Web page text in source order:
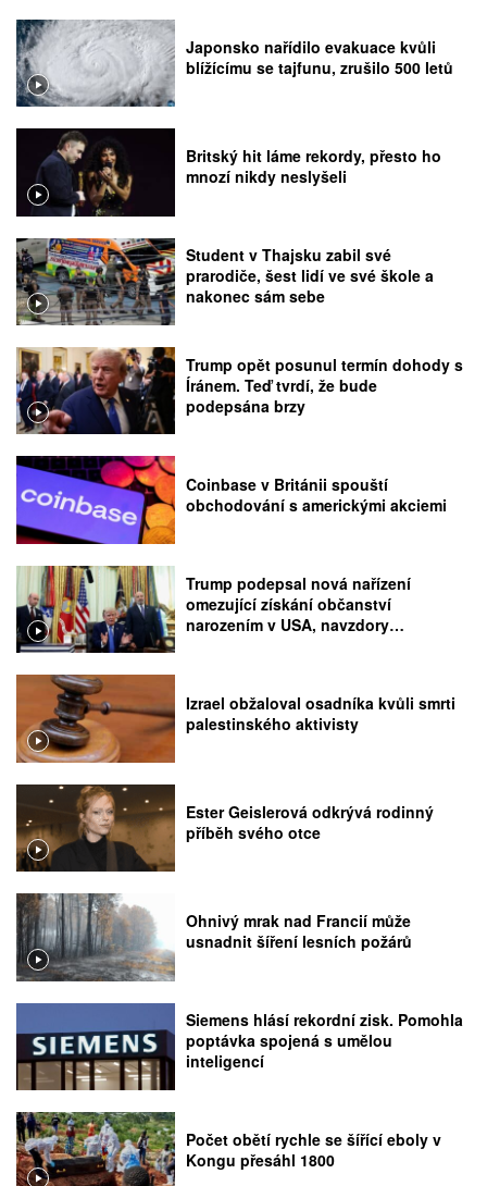
Japonsko nařídilo evakuace kvůli
blížícímu se tajfunu, zrušilo 500 letů
Britský hit láme rekordy, přesto ho
mnozí nikdy neslyšeli
Student v Thajsku zabil své
prarodiče, šest lidí ve své škole a
nakonec sám sebe
Trump opět posunul termín dohody s
Íránem. Teď tvrdí, že bude
podepsána brzy
Coinbase v Británii spouští
obchodování s americkými akciemi
Trump podepsal nová nařízení
omezující získání občanství
narozením v USA, navzdory
Izrael obžaloval osadníka kvůli smrti
palestinského aktivisty
Ester Geislerová odkrývá rodinný
příběh svého otce
Ohnivý mrak nad Francií může
usnadnit šíření lesních požárů
Siemens hlásí rekordní zisk. Pomohla
poptávka spojená s umělou
inteligencí
Počet obětí rychle se šířící eboly v
Kongu přesáhl 1800